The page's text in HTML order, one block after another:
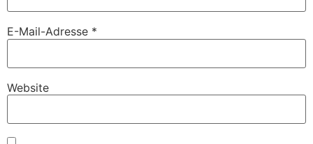
E-Mail-Adresse *
Website